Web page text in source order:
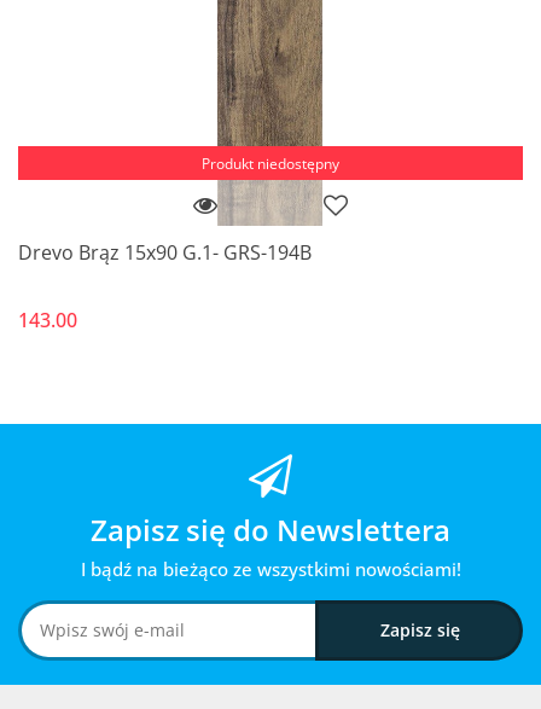
Produkt niedostępny
Drevo Brąz 15x90 G.1- GRS-194B
143.00
Zapisz się do Newslettera
I bądź na bieżąco ze wszystkimi nowościami!